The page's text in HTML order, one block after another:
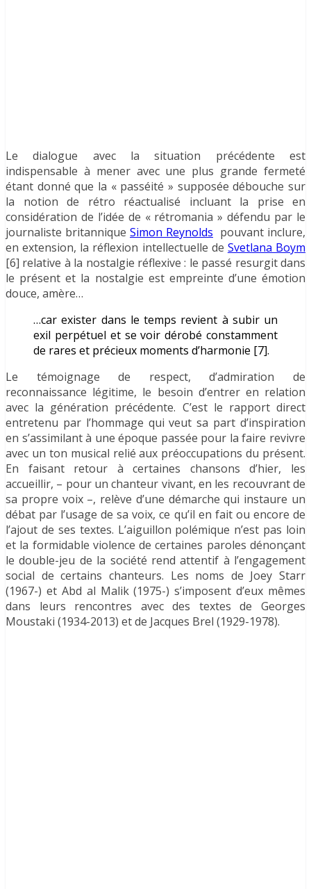
Le dialogue avec la situation précédente est
indispensable à mener avec une plus grande fermeté
étant donné que la « passéité » supposée débouche sur
la notion de rétro réactualisé incluant la prise en
considération de l’idée de « rétromania » défendu par le
journaliste britannique Simon Reynolds pouvant inclure,
en extension, la réflexion intellectuelle de Svetlana Boym
[6] relative à la nostalgie réflexive : le passé resurgit dans
le présent et la nostalgie est empreinte d’une émotion
douce, amère…
…car exister dans le temps revient à subir un
exil perpétuel et se voir dérobé constamment
de rares et précieux moments d’harmonie [7].
Le témoignage de respect, d’admiration de
reconnaissance légitime, le besoin d’entrer en relation
avec la génération précédente. C’est le rapport direct
entretenu par l’hommage qui veut sa part d’inspiration
en s’assimilant à une époque passée pour la faire revivre
avec un ton musical relié aux préoccupations du présent.
En faisant retour à certaines chansons d’hier, les
accueillir, – pour un chanteur vivant, en les recouvrant de
sa propre voix –, relève d’une démarche qui instaure un
débat par l’usage de sa voix, ce qu’il en fait ou encore de
l’ajout de ses textes. L’aiguillon polémique n’est pas loin
et la formidable violence de certaines paroles dénonçant
le double-jeu de la société rend attentif à l’engagement
social de certains chanteurs. Les noms de Joey Starr
(1967-) et Abd al Malik (1975-) s’imposent d’eux mêmes
dans leurs rencontres avec des textes de Georges
Moustaki (1934-2013) et de Jacques Brel (1929-1978).